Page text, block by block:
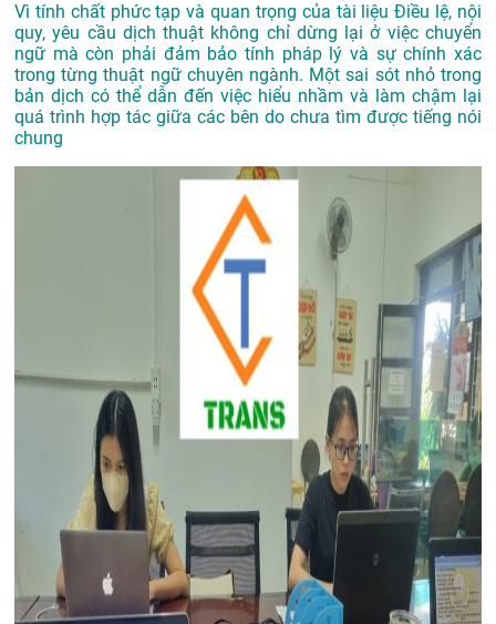
Vì tính chất phức tạp và quan trọng của tài liệu Điều lệ, nội
quy, yêu cầu dịch thuật không chỉ dừng lại ở việc chuyển
ngữ mà còn phải đảm bảo tính pháp lý và sự chính xác
trong từng thuật ngữ chuyên ngành. Một sai sót nhỏ trong
bản dịch có thể dẫn đến việc hiểu nhầm và làm chậm lại
quá trình hợp tác giữa các bên do chưa tìm được tiếng nói
chung